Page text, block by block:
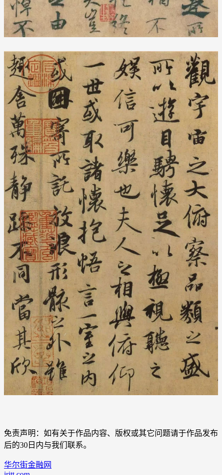
免责声明：如有关于作品内容、版权或其它问题请于作品发布
后的30日内与我们联系。
华尔街金融网